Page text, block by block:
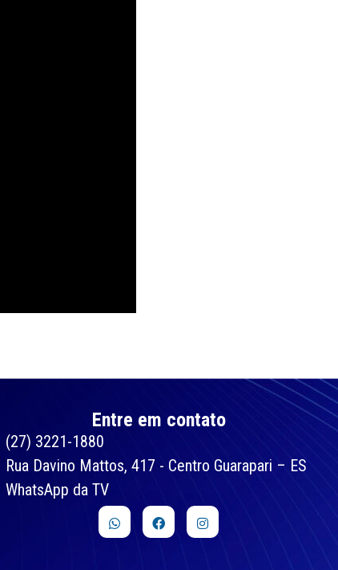
Entre em contato
(27) 3221-1880
Rua Davino Mattos, 417 - Centro Guarapari – ES
WhatsApp da TV